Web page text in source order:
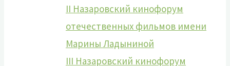
II Назаровский кинофорум
отечественных фильмов имени
Марины Ладыниной
III Назаровский кинофорум